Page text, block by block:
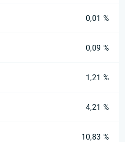
0,01 %
0,09 %
1,21 %
4,21 %
10,83 %